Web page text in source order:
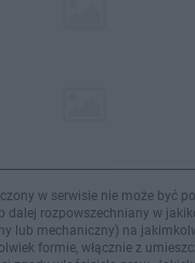
w serwisie nie może być
dalej rozpowszechniany w
lub mechaniczny) na
formie, włącznie z